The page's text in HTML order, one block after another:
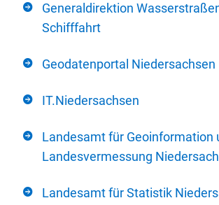
Generaldirektion
Schifffahrt
Geodatenportal Niedersachsen
IT.Niedersachsen
Landesamt für Geoinformation
Landesvermessung
Landesamt für Statistik